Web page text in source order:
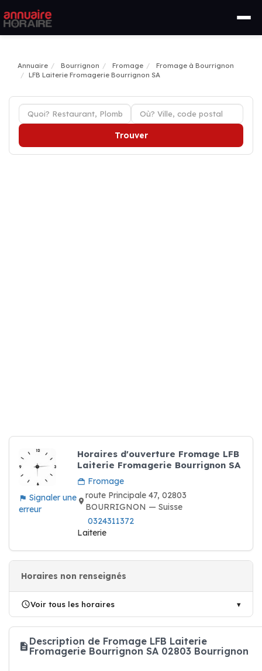
Annuaire Bourrignon Fromage
Fromage à Bourrignon
LFB Laiterie Fromagerie Bourrignon SA
Trouver
Signaler une
erreur
Horaires d'ouverture Fromage LFB
Laiterie Fromagerie Bourrignon SA
Fromage
route Principale 47, 02803
BOURRIGNON — Suisse
0324311372
Laiterie
Horaires non renseignés
Voir tous les horaires
Description de Fromage LFB Laiterie
Fromagerie Bourrignon SA 02803 Bourrignon